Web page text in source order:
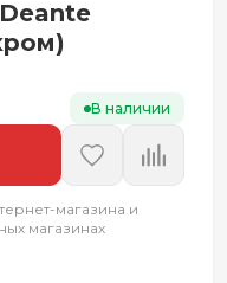
В наличии
магазина и
магазинах